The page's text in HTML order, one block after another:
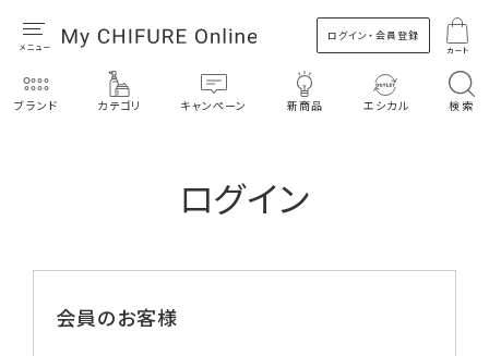
ログイン・会員登録
カート
ブランド カテゴリ キャンペーン 新商品 エシカル 検索
ログイン
会員のお客様